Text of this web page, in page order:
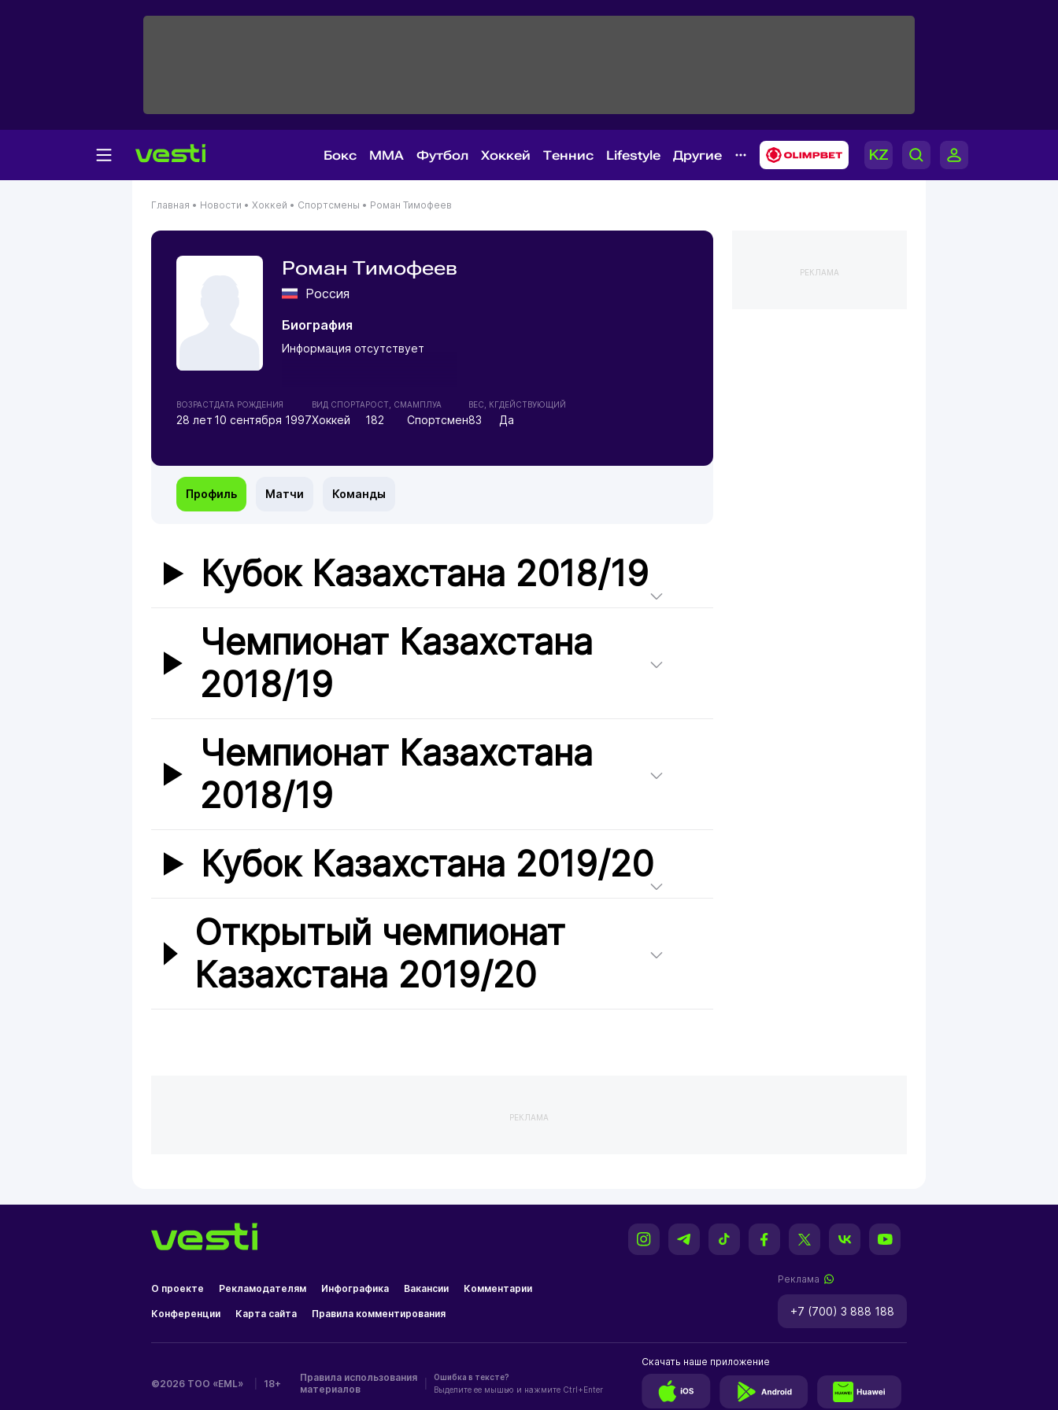
Бокс MMA Футбол Хоккей Теннис Lifestyle Другие
Главная • Новости • Хоккей • Спортсмены • Роман Тимофеев
Роман Тимофеев
Россия
Биография
Информация отсутствует
ВОЗРАСТ
28 лет
ДАТА РОЖДЕНИЯ
10 сентября 1997
ВИД СПОРТА
Хоккей
РОСТ, СМ
182
АМПЛУА
Спортсмен
ВЕС, КГ
83
ДЕЙСТВУЮЩИЙ
Да
Профиль Матчи Команды
Кубок Казахстана 2018/19
Чемпионат Казахстана
2018/19
Чемпионат Казахстана
2018/19
Кубок Казахстана 2019/20
Открытый чемпионат
Казахстана 2019/20
РЕКЛАМА
РЕКЛАМА
О проекте Рекламодателям Инфографика Вакансии Комментарии
Конференции Карта сайта Правила комментирования
Реклама
+7 (700) 3 888 188
©2026 ТОО «EML» 18+
Правила использования
материалов
Ошибка в тексте?
Выделите ее мышью и нажмите Ctrl+Enter
Скачать наше приложение